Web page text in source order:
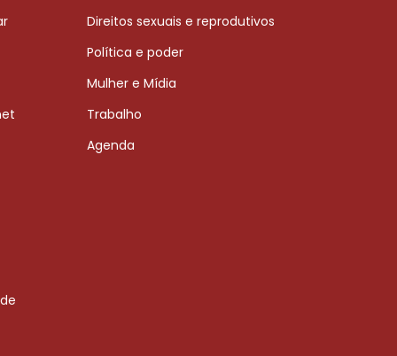
Direitos sexuais e reprodutivos
Política e poder
Mulher e Mídia
Trabalho
Agenda